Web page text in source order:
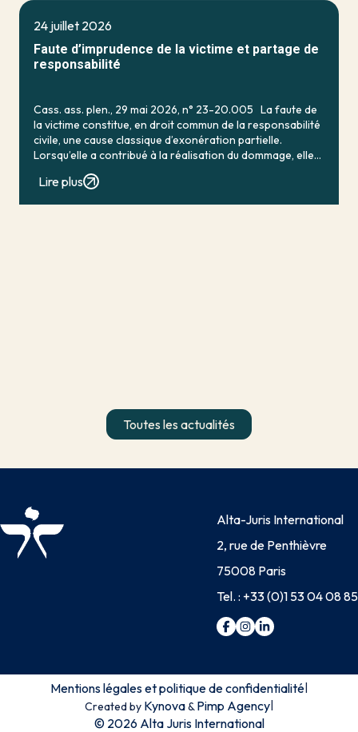
24 juillet 2026
Faute d’imprudence de la victime et partage de
responsabilité
Cass. ass. plen., 29 mai 2026, n° 23-20.005 La faute de
la victime constitue, en droit commun de la responsabilité
civile, une cause classique d’exonération partielle.
Lorsqu’elle a contribué à la réalisation du dommage, elle
conduit en principe à […]
Lire plus
Toutes les actualités
Alta-Juris International
2, rue de Penthièvre
75008 Paris
Tel. : +33 (0)1 53 04 08 85
Mentions légales et politique de confidentialité|
Created by Kynova&Pimp Agency|
© 2026 Alta Juris International